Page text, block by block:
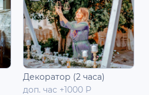
Декоратор (2 часа)
доп. час +1000 Р